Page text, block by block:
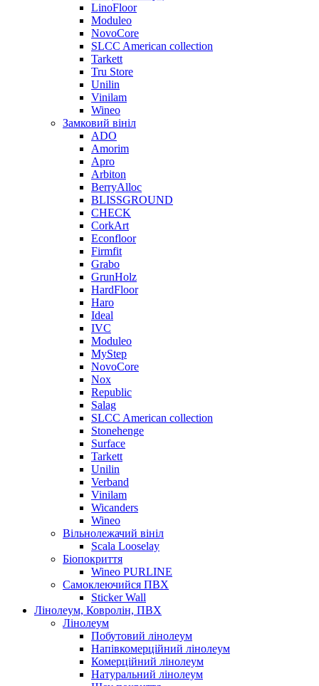
LinoFloor
Moduleo
NovoCore
SLCC American collection
Tarkett
Tru Store
Unilin
Vinilam
Wineo
Замковий вініл
ADO
Amorim
Apro
Arbiton
BerryAlloc
BLISSGROUND
CHECK
CorkArt
Econfloor
Firmfit
Grabo
GrunHolz
HardFloor
Haro
Ideal
IVC
Moduleo
MyStep
NovoCore
Nox
Republic
Salag
SLCC American collection
Stonehenge
Surface
Tarkett
Unilin
Verband
Vinilam
Wicanders
Wineo
Вільнолежачий вініл
Scala Looselay
Біопокриття
Wineo PURLINE
Самоклеючийся ПВХ
Sticker Wall
Лінолеум, Ковролін, ПВХ
Лінолеум
Побутовий лінолеум
Напівкомерційний лінолеум
Комерційний лінолеум
Натуральний лінолеум